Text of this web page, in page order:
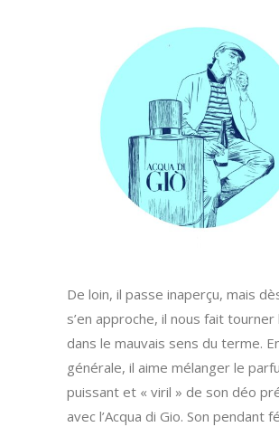
De loin, il passe inaperçu, mais
s’en approche, il nous fait
dans le mauvais sens du terme.
générale, il aime mélanger le
puissant et « viril » de son déo
avec l’Acqua di Gio. Son pendant